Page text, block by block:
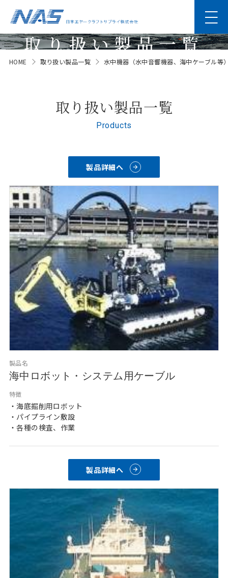
取り扱い製品一覧
Products
HOME 取り扱い製品一覧 水中機器（水中音響機器、海中ケーブル等
取り扱い製品一覧
Products
製品名
海中ロボット・システム用ケーブル
特徴
・海底掘削用ロボット
・パイプライン敷設
・各種の検査、作業
製品詳細へ
製品詳細へ